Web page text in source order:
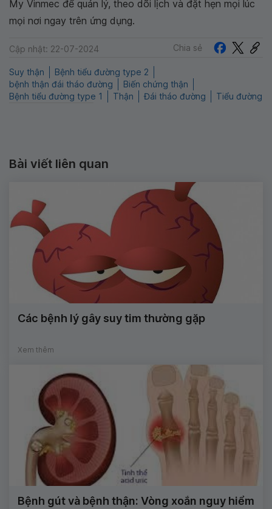
My Vinmec để quản lý, theo dõi lịch và đặt hẹn mọi lúc
mọi nơi ngay trên ứng dụng.
Cập nhật: 22-07-2024 Chia sẻ
Suy thận
Bệnh tiểu đường type 2
bệnh thận đái tháo đường
Biến chứng thận
Bệnh tiểu đường type 1
Thận Đái tháo đường Tiểu đường
Bài viết liên quan
Các bệnh lý gây suy tim thường gặp
Xem thêm
Bệnh gút và bệnh thận: Vòng xoắn nguy hiểm